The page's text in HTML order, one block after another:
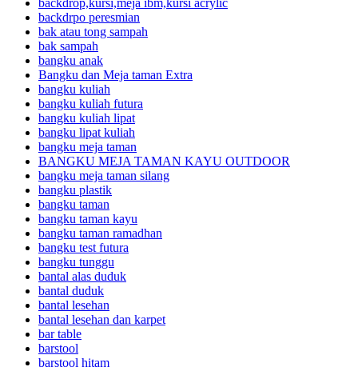
backdrop,kursi,meja ibm,kursi acrylic
backdrpo peresmian
bak atau tong sampah
bak sampah
bangku anak
Bangku dan Meja taman Extra
bangku kuliah
bangku kuliah futura
bangku kuliah lipat
bangku lipat kuliah
bangku meja taman
BANGKU MEJA TAMAN KAYU OUTDOOR
bangku meja taman silang
bangku plastik
bangku taman
bangku taman kayu
bangku taman ramadhan
bangku test futura
bangku tunggu
bantal alas duduk
bantal duduk
bantal lesehan
bantal lesehan dan karpet
bar table
barstool
barstool hitam